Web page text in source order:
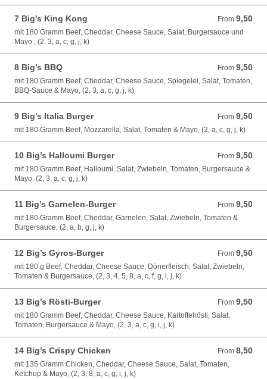
7 Big’s King Kong From 9,50
From 9,50 EUR
mit 180 Gramm Beef, Cheddar, Cheese Sauce, Salat, Burgersauce und
Mayo , (2, 3, a, c, g, j, k)
8 Big’s BBQ From 9,50
From 9,50 EUR
mit 180 Gramm Beef, Cheddar, Cheese Sauce, Spiegelei, Salat, Tomaten,
BBQ-Sauce & Mayo, (2, 3, a, c, g, j, k)
9 Big’s Italia Burger From 9,50
From 9,50 EUR
mit 180 Gramm Beef, Mozzarella, Salat, Tomaten & Mayo, (2, a, c, g, j, k)
10 Big’s Halloumi Burger From 9,50
From 9,50 EUR
mit 180 Gramm Beef, Halloumi, Salat, Zwiebeln, Tomaten, Burgersauce &
Mayo, (2, 3, a, c, g, j, k)
11 Big’s Garnelen-Burger From 9,50
From 9,50 EUR
mit 180 Gramm Beef, Cheddar, Garnelen, Salat, Zwiebeln, Tomaten &
Burgersauce, (2, a, b, g, j, k)
12 Big’s Gyros-Burger From 9,50
From 9,50 EUR
mit 180 g Beef, Cheddar, Cheese Sauce, Dönerfleisch, Salat, Zwiebeln,
Tomaten & Burgersauce, (2, 3, 4, 5, 8, a, c, f, g, i, j, k)
13 Big’s Rösti-Burger From 9,50
From 9,50 EUR
mit 180 Gramm Beef, Cheddar, Cheese Sauce, Kartoffelrösti, Salat,
Tomaten, Burgersauce & Mayo, (2, 3, a, c, g, i, j, k)
14 Big’s Crispy Chicken From 8,50
From 8,50 EUR
mit 135 Gramm Chicken, Cheddar, Cheese Sauce, Salat, Tomaten,
Ketchup & Mayo, (2, 3, 8, a, c, g, i, j, k)